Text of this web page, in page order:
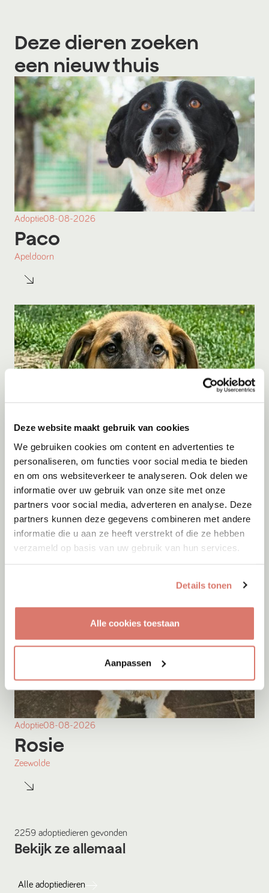
Deze website maakt gebruik van cookies
We gebruiken cookies om content en advertenties te
personaliseren, om functies voor social media te bieden
en om ons websiteverkeer te analyseren. Ook delen we
informatie over uw gebruik van onze site met onze
partners voor social media, adverteren en analyse. Deze
partners kunnen deze gegevens combineren met andere
informatie die u aan ze heeft verstrekt of die ze hebben
verzameld op basis van uw gebruik van hun services.
Details tonen
Alle cookies toestaan
Aanpassen
Deze dieren zoeken
een nieuw thuis
Adoptie08-08-2026
Paco
Apeldoorn
Adoptie 08-08-2026
Kay
Eemnes
Adoptie08-08-2026
Rosie
Zeewolde
2259 adoptiedieren gevonden
Bekijk ze allemaal
Alle adoptiedieren